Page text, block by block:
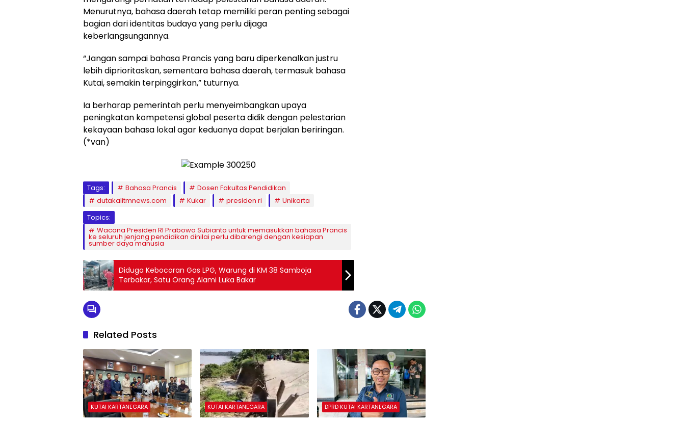
Menurutnya, bahasa daerah tetap memiliki peran penting sebagai
bagian dari identitas budaya yang perlu dijaga
keberlangsungannya.
“Jangan sampai bahasa Prancis yang baru diperkenalkan justru
lebih diprioritaskan, sementara bahasa daerah, termasuk bahasa
Kutai, semakin terpinggirkan,” tuturnya.
Ia berharap pemerintah perlu menyeimbangkan upaya
peningkatan kompetensi global peserta didik dengan pelestarian
kekayaan bahasa lokal agar keduanya dapat berjalan beriringan.
(*van)
Tags: Bahasa Prancis
Dosen Fakultas Pendidikan
dutakalitmnews.com
Kukar presiden ri
Unikarta
Topics:
Wacana Presiden RI Prabowo Subianto untuk memasukkan bahasa Prancis
ke seluruh jenjang pendidikan dinilai perlu dibarengi dengan kesiapan
sumber daya manusia
Diduga Kebocoran Gas LPG, Warung di KM 38 Samboja
Terbakar, Satu Orang Alami Luka Bakar
Related Posts
KUTAI KARTANEGARA KUTAI KARTANEGARA DPRD KUTAI KARTANEGARA